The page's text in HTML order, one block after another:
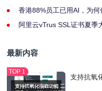
香港88%员工已用AI，为何
阿里云vTrus SSL证书夏季
最新内容
支持抗氧